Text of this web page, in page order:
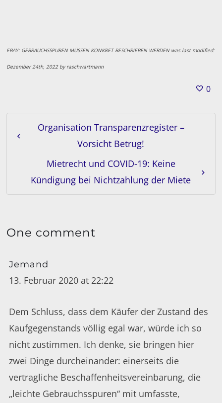
EBAY: GEBRAUCHSSPUREN MÜSSEN KONKRET BESCHRIEBEN WERDENwas last modified:
Dezember 24th, 2022by raschwartmann
0
Organisation Transparenzregister –
Vorsicht Betrug!
Mietrecht und COVID-19: Keine
Kündigung bei Nichtzahlung der Miete
One comment
Jemand
13. Februar 2020 at 22:22
Dem Schluss, dass dem Käufer der Zustand des
Kaufgegenstands völlig egal war, würde ich so
nicht zustimmen. Ich denke, sie bringen hier
zwei Dinge durcheinander: einerseits die
vertragliche Beschaffenheitsvereinbarung, die
„leichte Gebrauchsspuren“ mit umfasste,